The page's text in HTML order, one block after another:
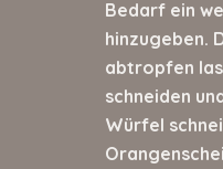
Bedarf ein
hinzugeben.
abtropfen
schneiden
Würfel